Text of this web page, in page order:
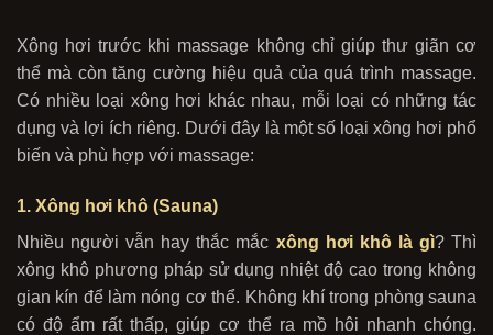
Xông hơi trước khi massage không chỉ giúp thư giãn cơ
thể mà còn tăng cường hiệu quả của quá trình massage.
Có nhiều loại xông hơi khác nhau, mỗi loại có những tác
dụng và lợi ích riêng. Dưới đây là một số loại xông hơi phổ
biến và phù hợp với massage:
1. Xông hơi khô (Sauna)
Nhiều người vẫn hay thắc mắc xông hơi khô là gì? Thì
xông khô phương pháp sử dụng nhiệt độ cao trong không
gian kín để làm nóng cơ thể. Không khí trong phòng sauna
có độ ẩm rất thấp, giúp cơ thể ra mồ hôi nhanh chóng.